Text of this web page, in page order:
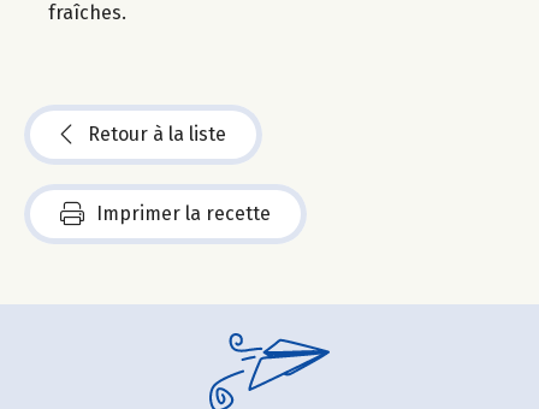
fraîches.
Retour à la liste
Imprimer la recette